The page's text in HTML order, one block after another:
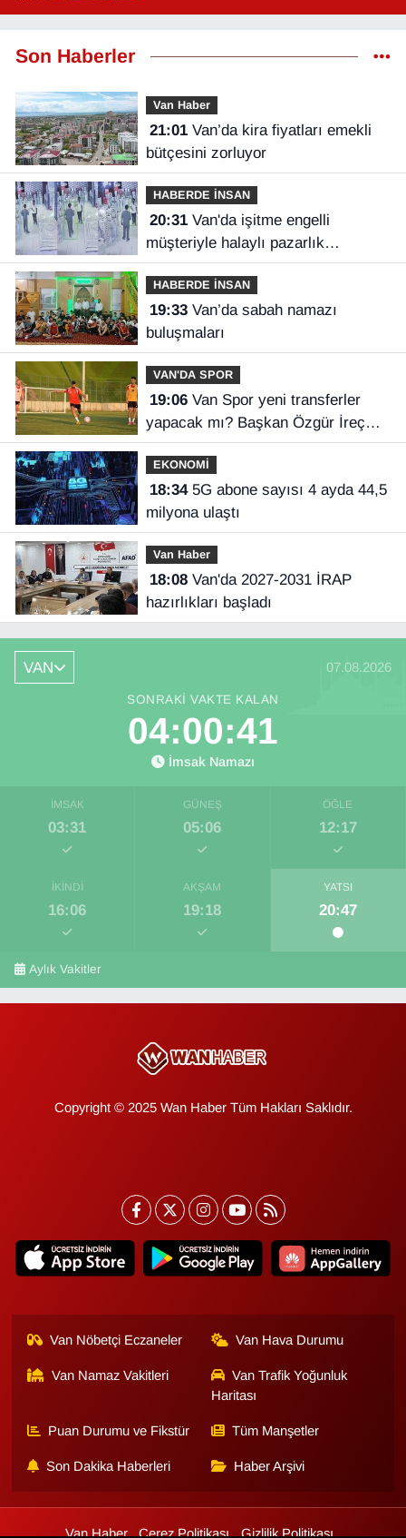
Son Haberler
Van Haber
21:01Van’da kira fiyatları emekli
bütçesini zorluyor
HABERDE İNSAN
20:31Van'da işitme engelli
müşteriyle halaylı pazarlık
gülümsetti
HABERDE İNSAN
19:33Van’da sabah namazı
buluşmaları
VAN'DA SPOR
19:06Van Spor yeni transferler
yapacak mı? Başkan Özgür İreç
İlhan açıkladı
EKONOMİ
18:345G abone sayısı 4 ayda 44,5
milyona ulaştı
Van Haber
18:08Van'da 2027-2031 İRAP
hazırlıkları başladı
VAN 07.08.2026
SONRAKI VAKTE KALAN
04:00:39
İmsak Namazı
İMSAK
03:31
GÜNEŞ
05:06
ÖĞLE
12:17
İKINDI
16:06
AKŞAM
19:18
YATSI
20:47
Aylık Vakitler
Copyright © 2025 Wan Haber Tüm Hakları Saklıdır.
Van Nöbetçi Eczaneler Van Hava Durumu
Van Namaz Vakitleri
Van Trafik Yoğunluk
Haritası
Puan Durumu ve Fikstür Tüm Manşetler
Son Dakika Haberleri Haber Arşivi
Van Haber Çerez Politikası Gizlilik Politikası